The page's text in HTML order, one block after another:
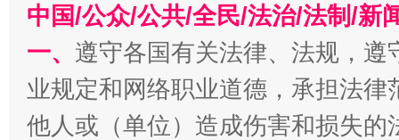
揭批美国五大"原罪" "炒
中国/公众/公共/全民/法治/法制/新
一、 遵守各国有关法律、法规，
业规定和网络职业道德，承担法
他人或（单位）造成伤害和损失